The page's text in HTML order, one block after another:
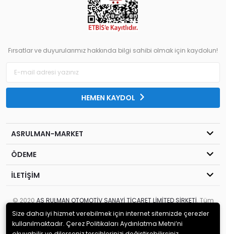
Fırsatlar ve duyurularımız hakkında bilgi sahibi olmak için kaydolun!
HEMEN KAYDOL
ASRULMAN-MARKET
ÖDEME
İLETİŞİM
© 2020 AS RULMAN OTOMOTİV SANAYİ TİCARET LİMİTED ŞİRKETİ
. Tüm
Size daha iyi hizmet verebilmek için internet sitemizde çerezler
kullanılmaktadır. Çerez Politikaları Aydınlatma Metni’ni